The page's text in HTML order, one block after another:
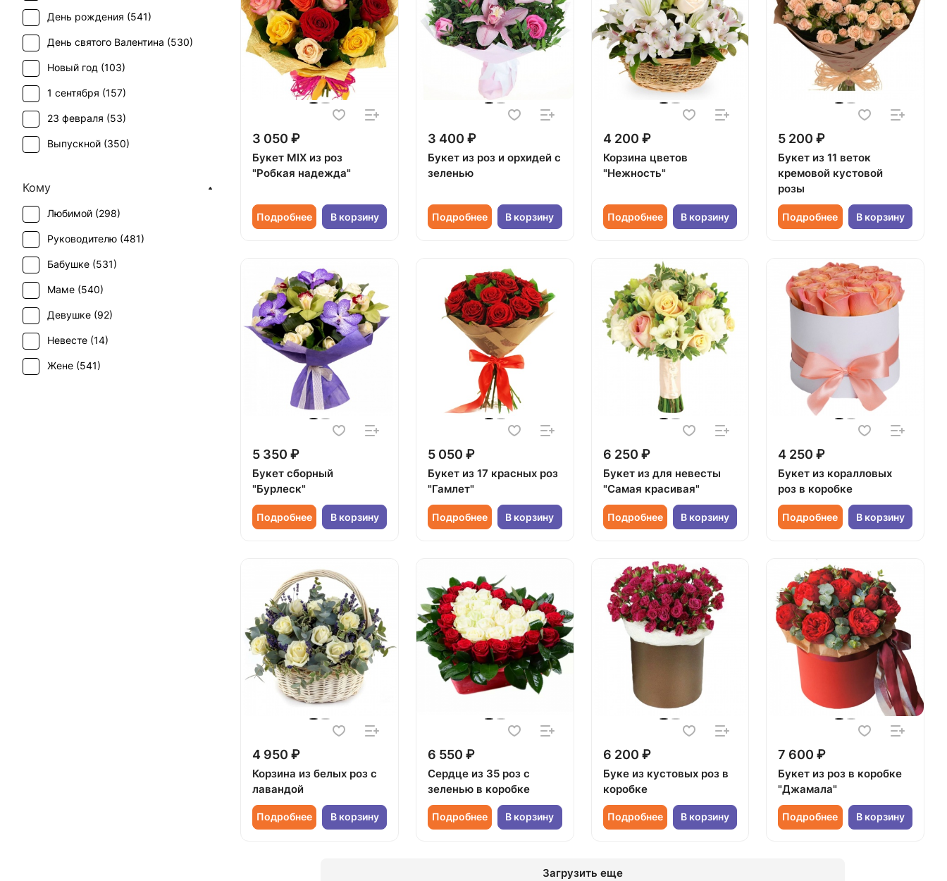
3 050 ₽
Букет MIX из роз
"Робкая надежда"
Подробнее В корзину
3 400 ₽
Букет из роз и орхидей с
зеленью
Подробнее В корзину
4 200 ₽
Корзина цветов
"Нежность"
Подробнее В корзину
5 200 ₽
Букет из 11 веток
кремовой кустовой
розы
Подробнее В корзину
5 350 ₽
Букет сборный
"Бурлеск"
Подробнее В корзину
5 050 ₽
Букет из 17 красных роз
"Гамлет"
Подробнее В корзину
6 250 ₽
Букет из для невесты
"Самая красивая"
Подробнее В корзину
4 250 ₽
Букет из коралловых
роз в коробке
Подробнее В корзину
4 950 ₽
Корзина из белых роз с
лавандой
Подробнее В корзину
6 550 ₽
Сердце из 35 роз с
зеленью в коробке
Подробнее В корзину
6 200 ₽
Буке из кустовых роз в
коробке
Подробнее В корзину
7 600 ₽
Букет из роз в коробке
"Джамала"
Подробнее В корзину
Загрузить еще
Лилия (4)
Маттиола (1)
Мимоза (2)
Орхидея (14)
Пион (3)
Ранункулюс (1)
День рождения (541)
День святого Валентина (530)
Новый год (103)
1 сентября (157)
23 февраля (53)
Выпускной (350)
День учителя (
Пасха (41 )
Первое свидание ( 495
Последний звонок (
Рождение ребенка (
Рождество (102
Свадьба (6)
Татьянин день (
Кому
Любимой (298)
Руководителю (481)
Бабушке (531)
Маме (540)
Девушке (92)
Невесте (14)
Жене (541)